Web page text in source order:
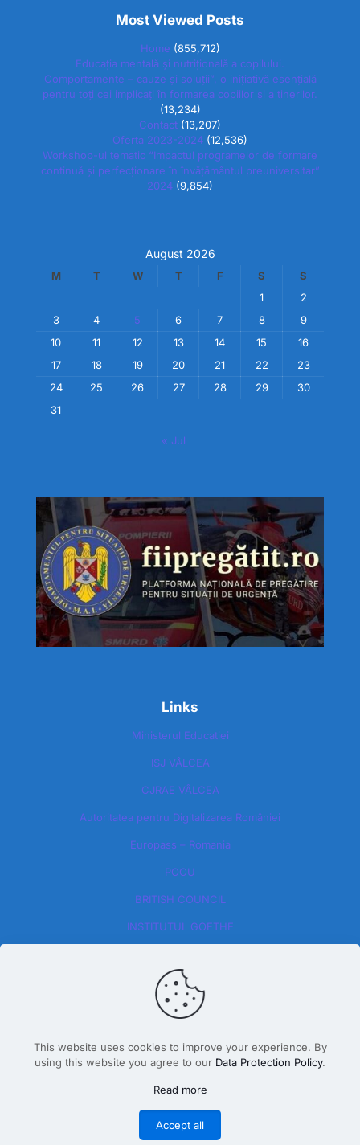
Most Viewed Posts
Home (855,712)
Educația mentală și nutrițională a copilului.
Comportamente – cauze și soluții”, o inițiativă esențială
pentru toți cei implicați în formarea copiilor și a tinerilor.
(13,234)
Contact (13,207)
Oferta 2023-2024 (12,536)
Workshop-ul tematic “Impactul programelor de formare
continuă și perfecționare în învățământul preuniversitar”
2024 (9,854)
August 2026
M T W T F S
S
1
2
3
4 5 6 7 8
9
10
11 12 13 14 15
16
17
18 19 20 21 22
23
24
25 26 27 28 29
30
31
« Jul
Links
Ministerul Educatiei
ISJ VÂLCEA
CJRAE VÂLCEA
Autoritatea pentru Digitalizarea României​
Europass – Romania
POCU
BRITISH COUNCIL
INSTITUTUL GOETHE
Design By Dăscălete Alexandru 2026
This website uses cookies to improve your experience. By
using this website you agree to our Data Protection Policy.
Read more
Accept all